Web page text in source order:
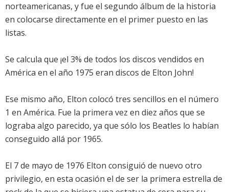
norteamericanas, y fue el segundo álbum de la historia
en colocarse directamente en el primer puesto en las
listas.
Se calcula que ¡el 3% de todos los discos vendidos en
América en el año 1975 eran discos de Elton John!
Ese mismo año, Elton colocó tres sencillos en el número
1 en América. Fue la primera vez en diez años que se
lograba algo parecido, ya que sólo los Beatles lo habían
conseguido allá por 1965.
El 7 de mayo de 1976 Elton consiguió de nuevo otro
privilegio, en esta ocasión el de ser la primera estrella de